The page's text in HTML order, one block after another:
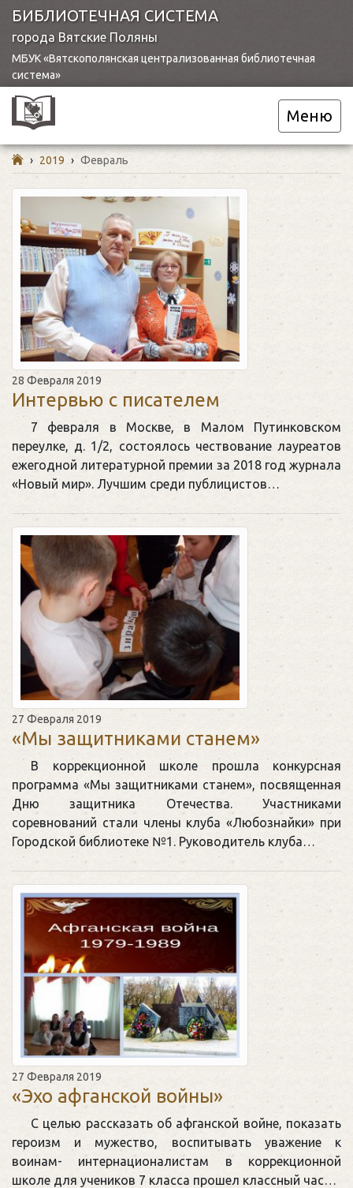
БИБЛИОТЕЧНАЯ СИСТЕМА
города Вятские Поляны
МБУК «Вятскополянская централизованная библиотечная
система»
Меню
› 2019 › Февраль
28 Февраля 2019
Интервью с писателем
7 февраля в Москве, в Малом Путинковском
переулке, д. 1/2, состоялось чествование лауреатов
ежегодной литературной премии за 2018 год журнала
«Новый мир». Лучшим среди публицистов…
27 Февраля 2019
«Мы защитниками станем»
В коррекционной школе прошла конкурсная
программа «Мы защитниками станем», посвященная
Дню защитника Отечества. Участниками
соревнований стали члены клуба «Любознайки» при
Городской библиотеке №1. Руководитель клуба…
27 Февраля 2019
«Эхо афганской войны»
С целью рассказать об афганской войне, показать
героизм и мужество, воспитывать уважение к
воинам- интернационалистам в коррекционной
школе для учеников 7 класса прошел классный час…